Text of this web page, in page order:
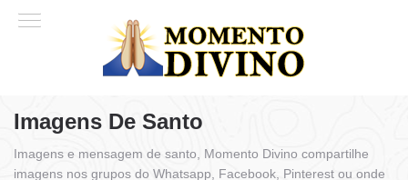
Imagens De Santo
Imagens e mensagem de santo, Momento Divino compartilhe
imagens nos grupos do Whatsapp, Facebook, Pinterest ou onde